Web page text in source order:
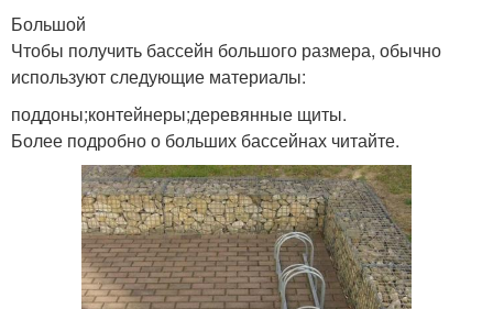
Большой
Чтобы получить бассейн большого размера, обычно
используют следующие материалы:
поддоны;контейнеры;деревянные щиты.
Более подробно о больших бассейнах читайте.